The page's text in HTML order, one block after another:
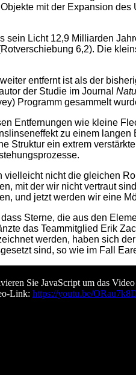
mit der Expansion
sein Licht 12,9 Milliarden
6,2). Die
entfernt ist als der
der Studie im Journal
Programm gesammelt
Entfernungen wie kleine
zu einem
Struktur ein extrem
nicht die gleichen
mit der wir nicht vertraut
und jetzt werden wir eine
Sterne, die aus den
das Teammitglied Erik
werden, haben sich
sind, so wie im Fall
Sie JavaScript um das Video
Link: https://youtu.be/